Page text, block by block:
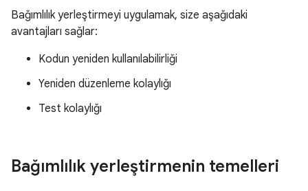
Bağımlılık yerleştirmeyi uygulamak, size aşağıdaki
avantajları sağlar:
Kodun yeniden kullanılabilirliği
Yeniden düzenleme kolaylığı
Test kolaylığı
Bağımlılık yerleştirmenin temelleri